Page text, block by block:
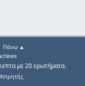
Πάνω ▲
με 20 ερωτήματα.